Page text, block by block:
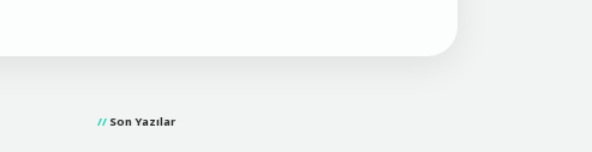
Son Yazılar